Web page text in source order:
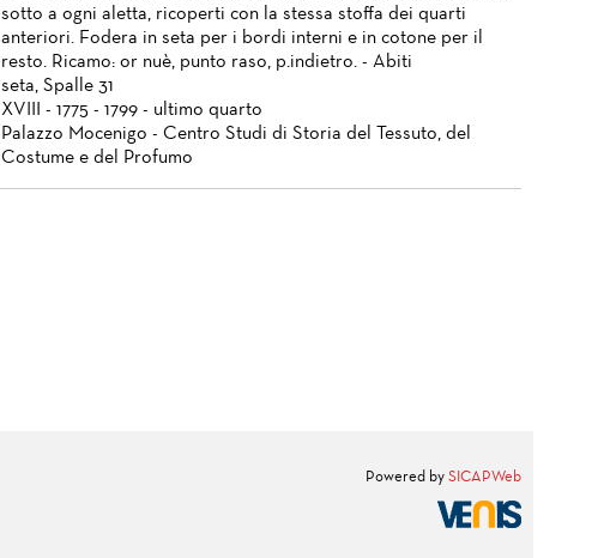
sotto a ogni aletta, ricoperti con la stessa stoffa dei quarti
anteriori. Fodera in seta per i bordi interni e in cotone per il
resto. Ricamo: or nuè, punto raso, p.indietro. - Abiti
seta, Spalle 31
XVIII - 1775 - 1799 - ultimo quarto
Palazzo Mocenigo - Centro Studi di Storia del Tessuto, del
Costume e del Profumo
Powered by SICAPWeb